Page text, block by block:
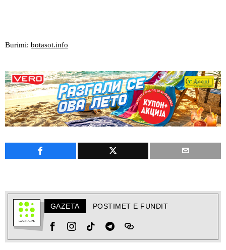
Burimi: botasot.info
GAZETA POSTIMET E FUNDIT